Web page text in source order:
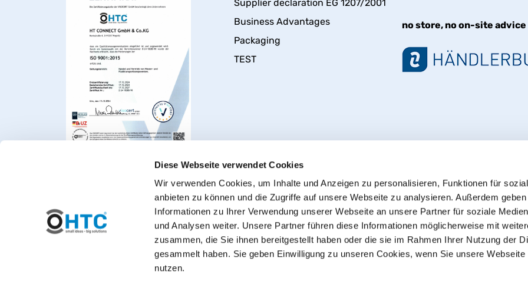
Diese Webseite verwendet Cookies
Wir verwenden Cookies, um Inhalte und Anzeigen zu personalisieren, Funktionen für
anbieten zu können und die Zugriffe auf unsere Webseite zu analysieren. Außerdem
Informationen zu Ihrer Verwendung unserer Webseite an unsere Partner für soziale
und Analysen weiter. Unsere Partner führen diese Informationen möglicherweise mit
zusammen, die Sie ihnen bereitgestellt haben oder die sie im Rahmen Ihrer Nutzung der
gesammelt haben. Sie geben Einwilligung zu unseren Cookies, wenn Sie unsere Webseite
nutzen.
Supplier declaration EG 1207/2001
Business Advantages
Packaging
TEST
no store, no on-site advice
Withdraw from contract
© 2013 - 2026 HT CONNECT GmbH & Co. KG
Welcome to PVC-Welt, the online shop with quality products from HTC© – PVC-U